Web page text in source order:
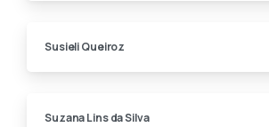
Susieli Queiroz
Suzana Lins da Silva